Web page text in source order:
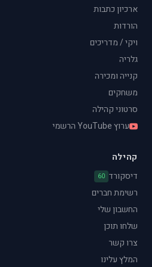
ארכיון כתבות
הורדות
ויקי / מדריכים
גלריה
קנייה ומכירה
משחקים
סרטוני קהילה
ערוץ YouTube הרשמי
קהילה
דיסקורד 60
רשימת חברים
החשבון שלי
שלחו תוכן
צרו קשר
המלץ עלינו